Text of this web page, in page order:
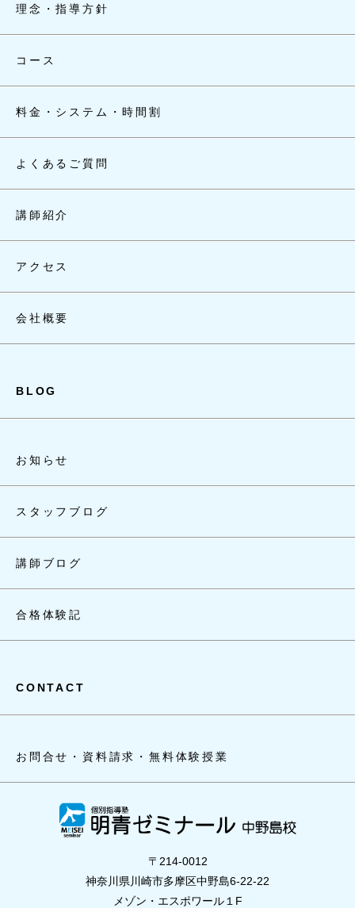
理念・指導方針
コース
料金・システム・時間割
よくあるご質問
講師紹介
アクセス
会社概要
BLOG
お知らせ
スタッフブログ
講師ブログ
合格体験記
CONTACT
お問合せ・資料請求・無料体験授業
〒214-0012
神奈川県川崎市多摩区中野島6-22-22
メゾン・エスポワール１F